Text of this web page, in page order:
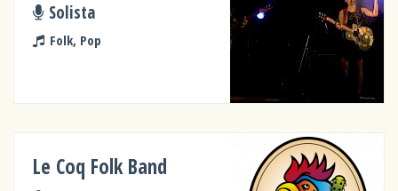
Solista
Folk, Pop
Le Coq Folk Band